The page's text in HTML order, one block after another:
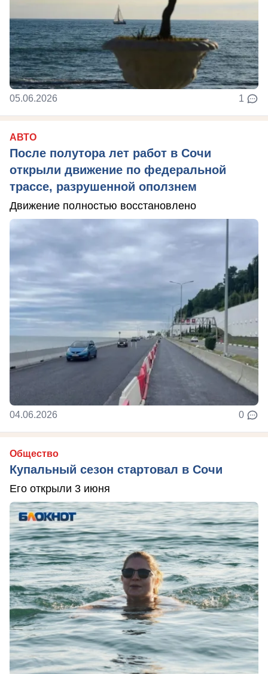
05.06.2026 1
АВТО
После полутора лет работ в Сочи
открыли движение по федеральной
трассе, разрушенной оползнем
Движение полностью восстановлено
04.06.2026 0
Общество
Купальный сезон стартовал в Сочи
Его открыли 3 июня